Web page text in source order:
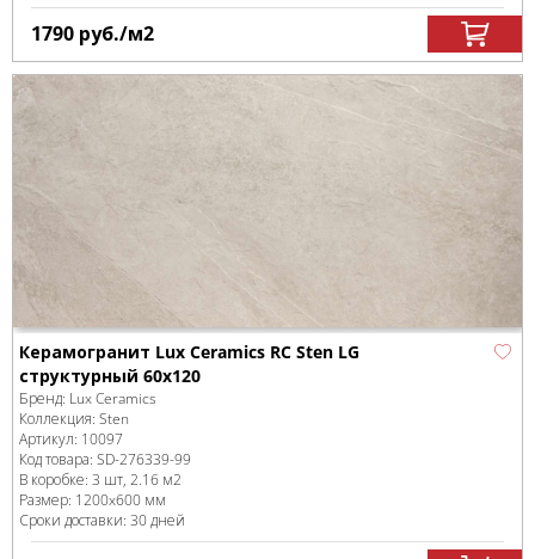
1790 руб./м2
Керамогранит Lux Ceramics RC Sten LG
структурный 60x120
Бренд: Lux Ceramics
Коллекция: Sten
Артикул: 10097
Код товара: SD-276339-99
В коробке: 3 шт, 2.16 м2
Размер: 1200x600 мм
Сроки доставки: 30 дней